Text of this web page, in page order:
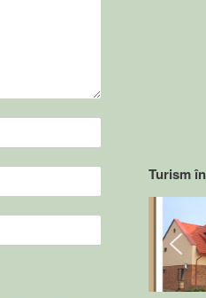
Turism